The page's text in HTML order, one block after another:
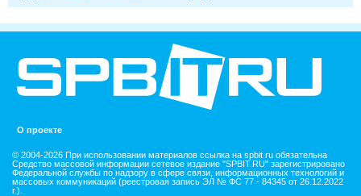
О проекте
© 2004-2026 При использовании материалов ссылка на spbit.ru обязательна
Средство массовой информации сетевое издание "SPBIT.RU" зарегистрировано
Федеральной службы по надзору в сфере связи, информационных технологий и
массовых коммуникаций (реестровая запись ЭЛ № ФС 77 - 84345 от 26.12.2022
г.).